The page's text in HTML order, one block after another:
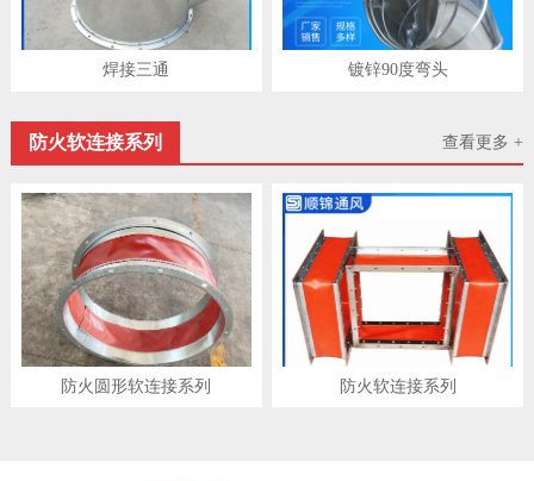
焊接三通 镀锌90度弯头
查看更多 +
防火软连接系列
防火圆形软连接系列 防火软连接系列